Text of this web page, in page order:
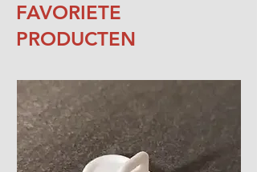
FAVORIETE
PRODUCTEN